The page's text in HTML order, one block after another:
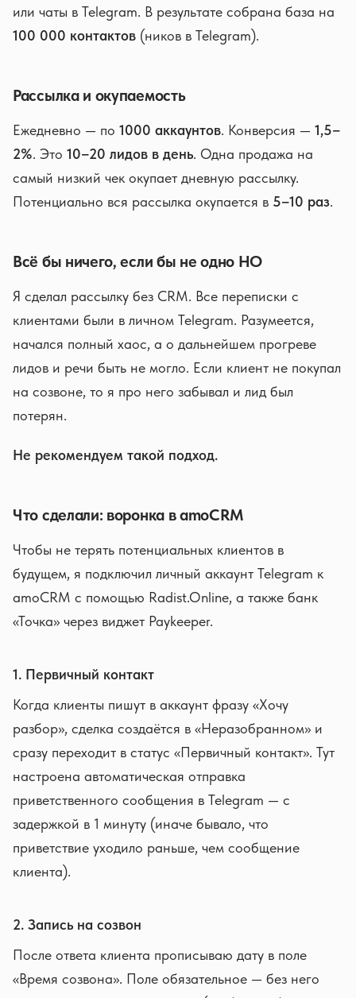
или чаты в Telegram. В результате собрана база на
100 000 контактов (ников в Telegram).
Рассылка и окупаемость
Ежедневно — по 1000 аккаунтов. Конверсия — 1,5–
2%. Это 10–20 лидов в день. Одна продажа на
самый низкий чек окупает дневную рассылку.
Потенциально вся рассылка окупается в 5–10 раз.
Всё бы ничего, если бы не одно НО
Я сделал рассылку без CRM. Все переписки с
клиентами были в личном Telegram. Разумеется,
начался полный хаос, а о дальнейшем прогреве
лидов и речи быть не могло. Если клиент не покупал
на созвоне, то я про него забывал и лид был
потерян.
Не рекомендуем такой подход.
Что сделали: воронка в amoCRM
Чтобы не терять потенциальных клиентов в
будущем, я подключил личный аккаунт Telegram к
amoCRM с помощью Radist.Online, а также банк
«Точка» через виджет Paykeeper.
1. Первичный контакт
Когда клиенты пишут в аккаунт фразу «Хочу
разбор», сделка создаётся в «Неразобранном» и
сразу переходит в статус «Первичный контакт». Тут
настроена автоматическая отправка
приветственного сообщения в Telegram — с
задержкой в 1 минуту (иначе бывало, что
приветствие уходило раньше, чем сообщение
клиента).
2. Запись на созвон
После ответа клиента прописываю дату в поле
«Время созвона». Поле обязательное — без него